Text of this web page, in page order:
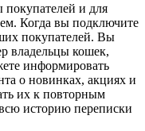
покупателей и для
Когда вы подключите
покупателей. Вы
владельцы кошек,
информировать
о новинках, акциях и
их к повторным
историю переписки